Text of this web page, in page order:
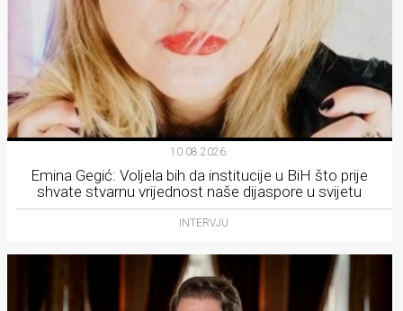
10.08.2026.
Emina Gegić: Voljela bih da institucije u BiH što prije
shvate stvarnu vrijednost naše dijaspore u svijetu
INTERVJU